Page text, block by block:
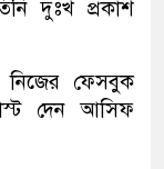
দুঃখ প্রকাশ
ফেসবুক
দেন আসিফ